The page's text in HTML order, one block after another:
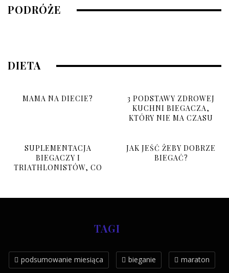
PODRÓŻE
DIETA
MAMA NA DIECIE?
3 PODSTAWY ZDROWEJ
KUCHNI BIEGACZA,
KTÓRY NIE MA CZASU
SUPLEMENTACJA
BIEGACZY I
TRIATHLONISTÓW, CO
JAK JEŚĆ ŻEBY DOBRZE
BIEGAĆ?
TAGI
podsumowanie miesiąca bieganie maraton